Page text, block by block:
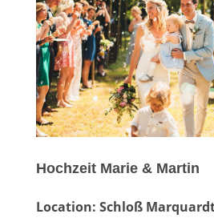
Hochzeit Marie & Martin
Location: Schloß